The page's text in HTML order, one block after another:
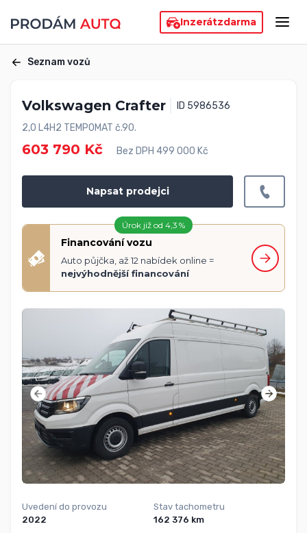
Inzerátzdarma
Seznam vozů
Volkswagen Crafter
ID 5986536
2,0 L4H2 TEMPOMAT č.90.
603 790 Kč Bez DPH 499 000 Kč
Napsat prodejci
Úrok již od 4,3 %
Financování vozu
Auto půjčka, až 12 nabídek online =
nejvýhodnější financování
Uvedení do provozu
2022
Stav tachometru
162 376 km